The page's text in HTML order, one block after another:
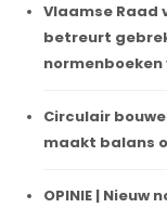
Vlaamse Raad
betreurt
Circulair
maakt balans
OPINIE | Nieuw